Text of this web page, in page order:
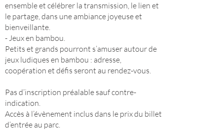
ensemble et célébrer la transmission, le lien et
le partage, dans une ambiance joyeuse et
bienveillante.
- Jeux en bambou.
Petits et grands pourront s’amuser autour de
jeux ludiques en bambou : adresse,
coopération et défis seront au rendez-vous.
Pas d’inscription préalable sauf contre-
indication.
Accès à l’évènement inclus dans le prix du billet
d’entrée au parc.